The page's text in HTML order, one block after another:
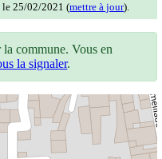
le 25/02/2021 (mettre à jour).
la commune. Vous en
la signaler.